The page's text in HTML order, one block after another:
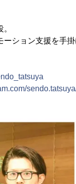
ション支援を手